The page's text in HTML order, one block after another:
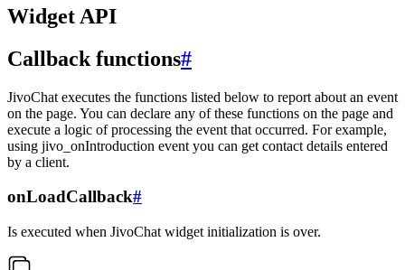
Widget API
Callback functions#
JivoChat executes the functions listed below to report about an event
on the page. You can declare any of these functions on the page and
execute a logic of processing the event that occurred. For example,
using jivo_onIntroduction event you can get contact details entered
by a client.
onLoadCallback#
Is executed when JivoChat widget initialization is over.